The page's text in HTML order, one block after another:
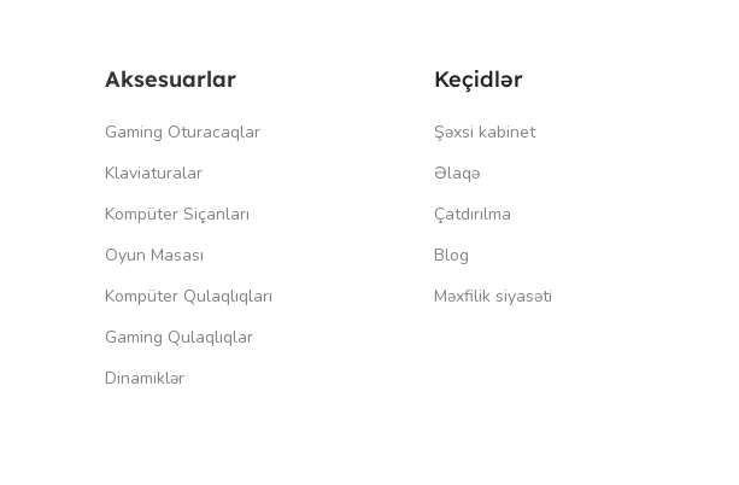
Aksesuarlar
Gaming Oturacaqlar
Klaviaturalar
Kompüter Siçanları
Oyun Masası
Kompüter Qulaqlıqları
Gaming Qulaqlıqlar
Dinamiklər
Keçidlər
Şəxsi kabinet
Əlaqə
Çatdırılma
Blog
Məxfilik siyasəti